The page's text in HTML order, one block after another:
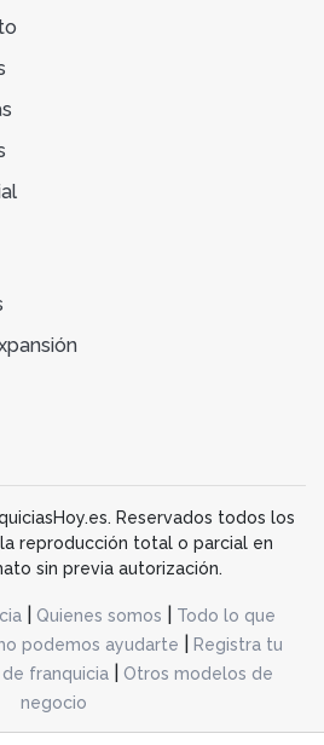
Reservados todos los
reproducción total o parcial en
sin previa autorización.
Quienes somos
Todo lo que
podemos ayudarte
Registra tu
de franquicia|
Otros modelos de
negocio